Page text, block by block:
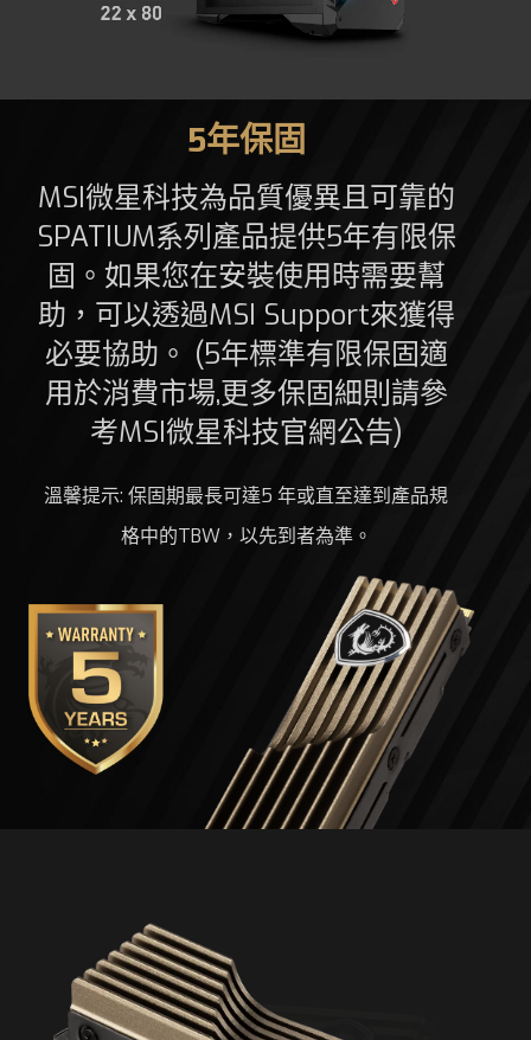
5年保固
MSI微星科技為品質優異且可靠的
SPATIUM系列產品提供5年有限保
固。如果您在安裝使用時需要幫
助，可以透過MSI Support來獲得
必要協助。 (5年標準有限保固適
用於消費市場,更多保固細則請參
考MSI微星科技官網公告)
溫馨提示: 保固期最長可達5 年或直至達到產品規
格中的TBW，以先到者為準。